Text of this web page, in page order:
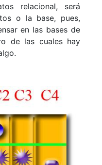
relacional, será
o la base, pues,
en las bases de
de las cuales hay